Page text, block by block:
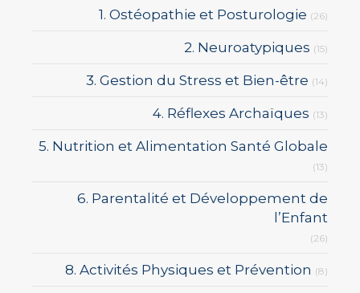
1. Ostéopathie et Posturologie (26)
2. Neuroatypiques (15)
3. Gestion du Stress et Bien-être (14)
4. Réflexes Archaïques (13)
5. Nutrition et Alimentation Santé Globale
(13)
6. Parentalité et Développement de
l’Enfant
(26)
8. Activités Physiques et Prévention (8)